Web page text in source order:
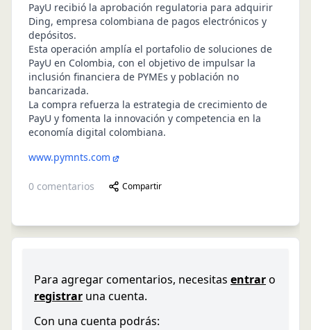
PayU recibió la aprobación regulatoria para adquirir
Ding, empresa colombiana de pagos electrónicos y
depósitos.
Esta operación amplía el portafolio de soluciones de
PayU en Colombia, con el objetivo de impulsar la
inclusión financiera de PYMEs y población no
bancarizada.
La compra refuerza la estrategia de crecimiento de
PayU y fomenta la innovación y competencia en la
economía digital colombiana.
www.pymnts.com
0 comentarios Compartir
Para agregar comentarios, necesitas entraro
registrar una cuenta.
Con una cuenta podrás: